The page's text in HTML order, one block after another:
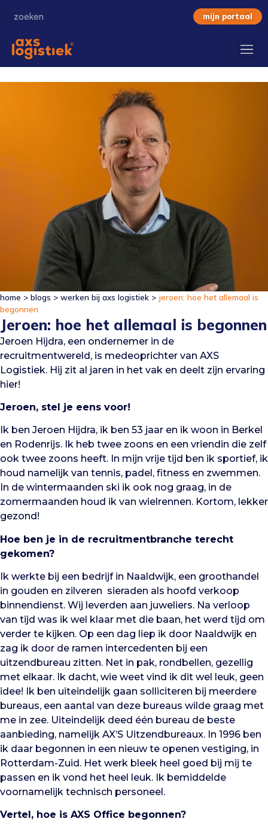
mijn portaal
home > blogs > werken bij axs logistiek > jeroen: hoe het allemaal is
begonnen
Jeroen: hoe het allemaal is begonnen
Jeroen Hijdra, een ondernemer in de
recruitmentwereld, is medeoprichter van AXS
Logistiek. Hij zit al jaren in het vak en deelt zijn ervaring
hier!
Jeroen, stel je eens voor!
Ik ben Jeroen Hijdra, ik ben 53 jaar en ik woon in Berkel
en Rodenrijs. Ik heb twee zoons en een vriendin die zelf
ook twee zoons heeft. In mijn vrije tijd ben ik sportief, ik
houd namelijk van tennis, padel, fitness en zwemmen.
In de wintermaanden ski ik ook nog graag, in de
zomermaanden houd ik van wielrennen. Kortom, lekker
gezond!
Hoe ben je in de recruitmentbranche terecht
gekomen?
Ik werkte bij een bedrijf in Naaldwijk, een groothandel
in gouden en zilveren sieraden als hoofd verkoop
binnendienst. Wij leverden aan juweliers. Na verloop
van tijd was ik wel klaar met die baan, het werd tijd om
verder te kijken. Op een dag liep ik door Naaldwijk en
zag ik door de ramen intercedenten bij een
uitzendbureau zitten. Net in pak, rondbellen, gezellig
met elkaar. Ik dacht, wie weet vind ik dit wel leuk, geen
idee! Ik ben uiteindelijk gaan solliciteren bij meerdere
bureaus, een aantal van deze bureaus wilde graag met
me in zee. Uiteindelijk deed één bureau de beste
aanbieding, namelijk AX’S Uitzendbureaux. In 1996 ben
ik daar begonnen in een nieuw te openen vestiging, in
Rotterdam-Zuid. Het werk bleek heel goed bij mij te
passen en ik vond het heel leuk. Ik bemiddelde
voornamelijk technisch personeel.
Vertel, hoe is AXS Office begonnen?